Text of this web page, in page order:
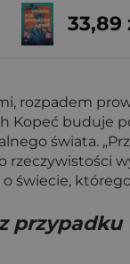
33,89
rozpadem
Kopeć buduje
świata.
rzeczywistości
świecie,
przypadku